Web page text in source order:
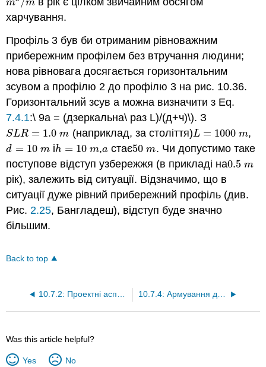
m m
харчування.
Профіль 3 був би отриманим рівноважним
прибережним профілем без втручання людини;
нова рівновага досягається горизонтальним
зсувом а профілю 2 до профілю 3 на рис. 10.36.
Горизонтальний зсув a можна визначити з Eq.
7.4.1:\ 9а = (дзеркальна\ раз L)/(д+ч)\). З
SLR = 1.0 m
SLR=1.0 m (наприклад, за століття)L = 1000 m
L=1000 m ,
d = 10 m
d =10 m іh = 10 m
h=10 m ,a
a стає50 m
50 m. Чи допустимо таке
поступове відступ узбережжя (в прикладі на0.5 m
0.5 m
рік), залежить від ситуації. Відзначимо, що в
ситуації дуже рівний прибережний профіль (див.
Рис. 2.25, Бангладеш), відступ буде значно
більшим.
Back to top
Was this article helpful?
Yes No